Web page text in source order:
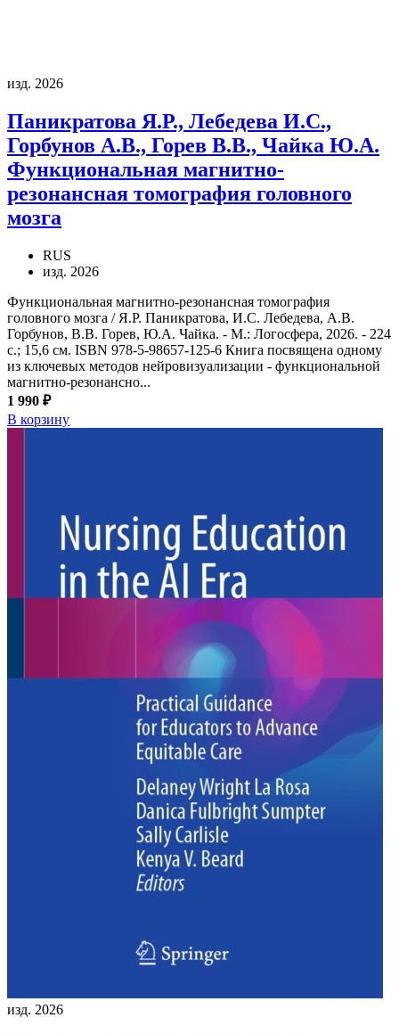
изд. 2026
Паникратова Я.Р., Лебедева И.С.,
Горбунов А.В., Горев В.В., Чайка Ю.А.
Функциональная магнитно-
резонансная томография головного
мозга
RUS
изд. 2026
Функциональная магнитно-резонансная томография
головного мозга / Я.Р. Паникратова, И.С. Лебедева, А.В.
Горбунов, В.В. Горев, Ю.А. Чайка. - М.: Логосфера, 2026. - 224
с.; 15,6 см. ISBN 978-5-98657-125-6 Книга посвящена одному
из ключевых методов нейровизуализации - функциональной
магнитно-резонансно...
1 990 ₽
В корзину
изд. 2026